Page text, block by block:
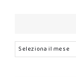
Archivi